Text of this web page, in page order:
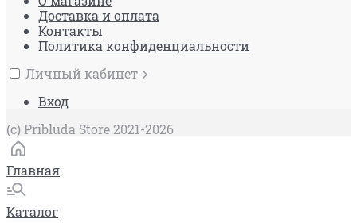
Доставка и оплата
Контакты
Политика конфиденциальности
Личный кабинет
Вход
(c) Pribluda Store 2021-2026
Главная
Каталог